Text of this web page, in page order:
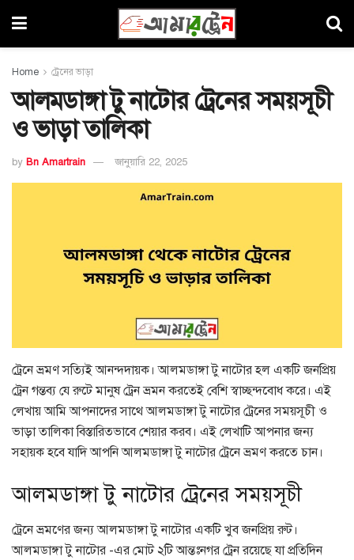
Home ট্রেনের ভাড়া
আলমডাঙ্গা টু নাটোর ট্রেনের সময়সূচী
ও ভাড়া তালিকা
by Bn Amartrain জানুয়ারি 22, 2025
ট্রেনে ভ্রমণ সত্যিই আনন্দদায়ক। আলমডাঙ্গা টু নাটোর হল একটি জনপ্রিয়
ট্রেন গন্তব্য যে রুটে মানুষ ট্রেন ভ্রমন করতেই বেশি স্বাচ্ছন্দবোধ করে। এই
লেখায় আমি আপনাদের সাথে আলমডাঙ্গা টু নাটোর ট্রেনের সময়সূচী ও
ভাড়া তালিকা বিস্তারিতভাবে শেয়ার করব। এই লেখাটি আপনার জন্য
সহায়ক হবে যাদি আপনি আলমডাঙ্গা টু নাটোর ট্রেনে ভ্রমণ করতে চান।
আলমডাঙ্গা টু নাটোর ট্রেনের সময়সূচী
ট্রেনে ভ্রমণের জন্য আলমডাঙ্গা টু নাটোর একটি খুব জনপ্রিয় রুট।
আলমডাঙ্গা টু নাটোর -এর মোট ২টি আন্তঃনগর ট্রেন রয়েছে যা প্রতিদিন